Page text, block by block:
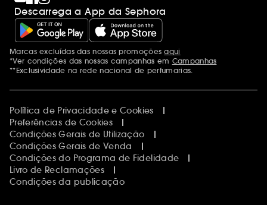
Descarrega a App da Sephora
Menções adicionais
Marcas excluídas das nossas promoçõesaqui
*Ver condições das nossas campanhas em Campanhas
**Exclusividade na rede nacional de perfumarias.
Política de Privacidade e Cookies
Preferências de Cookies
Condições Gerais de Utilização
Condições Gerais de Venda
Condições do Programa de Fidelidade
Livro de Reclamações
Condições da publicação